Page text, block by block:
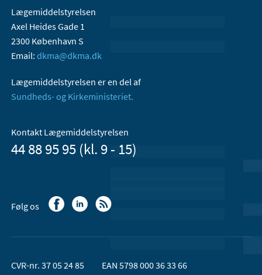
Lægemiddelstyrelsen
Axel Heides Gade 1
2300 København S
Email: dkma@dkma.dk
Lægemiddelstyrelsen er en del af
Sundheds- og Kirkeministeriet.
Kontakt Lægemiddelstyrelsen
44 88 95 95 (kl. 9 - 15)
Følg os
CVR-nr. 37 05 24 85 EAN 5798 000 36 33 66